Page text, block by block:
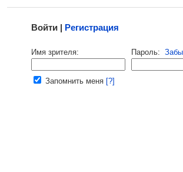
Войти | Регистрация
Имя зрителя: Пароль:
Запомнить меня [?]